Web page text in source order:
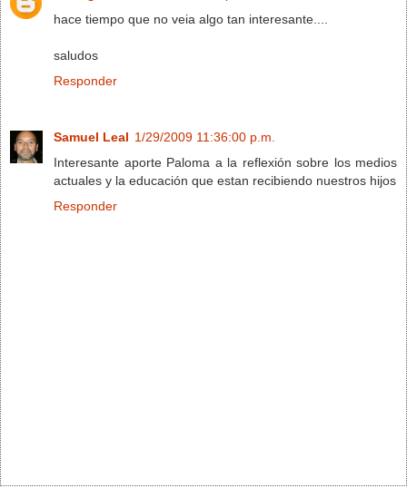
hace tiempo que no veia algo tan interesante....
saludos
Responder
Samuel Leal 1/29/2009 11:36:00 p.m.
Interesante aporte Paloma a la reflexión sobre los medios
actuales y la educación que estan recibiendo nuestros hijos
Responder